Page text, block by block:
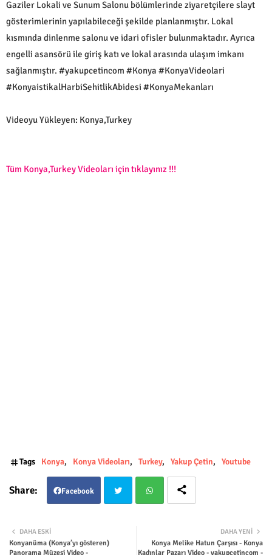
Gaziler Lokali ve Sunum Salonu bölümlerinde ziyaretçilere slayt
gösterimlerinin yapılabileceği şekilde planlanmıştır. Lokal
kısmında dinlenme salonu ve idari ofisler bulunmaktadır. Ayrıca
engelli asansörü ile giriş katı ve lokal arasında ulaşım imkanı
sağlanmıştır. #yakupcetincom #Konya #KonyaVideolari
#KonyaistikalHarbiSehitlikAbidesi #KonyaMekanları
Videoyu Yükleyen: Konya,Turkey
Tüm Konya,Turkey Videoları için tıklayınız !!!
Tags Konya Konya Videoları Turkey Yakup Çetin Youtube
Facebook
tsap
DAHA YENI
Konya Melike Hatun Çarşısı - Konya
Kadınlar Pazarı Video - yakupcetincom -
DAHA ESKI
Konyanüma (Konya’yı gösteren)
Panorama Müzesi Video -